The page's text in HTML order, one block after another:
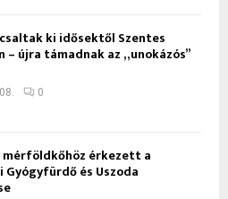
ki idősektől Szentes
– újra támadnak az „unokázós”
0
mérföldkőhöz érkezett a
Gyógyfürdő és Uszoda